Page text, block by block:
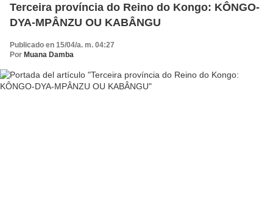
Terceira província do Reino do Kongo: KÔNGO-
DYA-MPÂNZU OU KABÂNGU
Publicado en 15/04/a. m. 04:27
Por Muana Damba